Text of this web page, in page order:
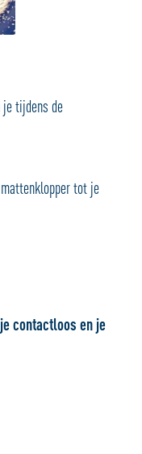
je tijdens de
tot je
contactloos en je